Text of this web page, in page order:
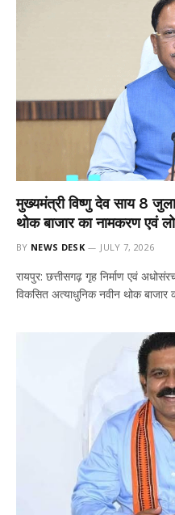
मुख्यमंत्री विष्णु देव साय 8
थोक बाजार का नामकरण एवं
BY NEWS DESK JULY 7, 2026
रायपुर: छत्तीसगढ़ गृह निर्माण एवं
विकसित अत्याधुनिक नवीन थोक